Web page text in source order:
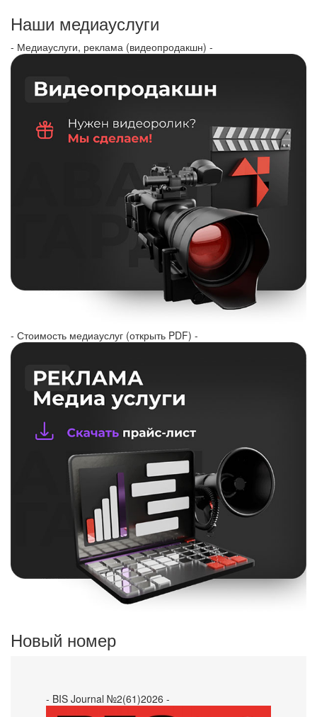
Наши медиауслуги
- Медиауслуги, реклама (видеопродакшн) -
- Стоимость медиауслуг (открыть PDF) -
Новый номер
- BIS Journal №2(61)2026 -